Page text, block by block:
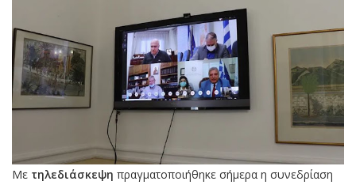
Με τηλεδιάσκεψη πραγματοποιήθηκε σήμερα η συνεδρίαση